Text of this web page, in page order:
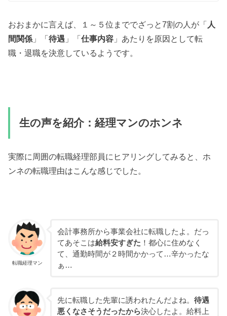
おおまかに言えば、１～５位まででざっと7割の人が「 人
間関係 」「待遇 」「仕事内容 」あたりを原因として転
職・退職を決意しているようです。
生の声を紹介：経理マンのホンネ
実際に周囲の転職経理部員にヒアリングしてみると、ホ
ンネの転職理由はこんな感じでした。
転職経理マン
会計事務所から事業会社に転職したよ。だっ
てあそこは給料安すぎた ！都心に住めなく
て、通勤時間が２時間かかって…辛かったな
ぁ…
先に転職した先輩に誘われたんだよね。 待遇
悪くなさそうだったから決心したよ。給料上